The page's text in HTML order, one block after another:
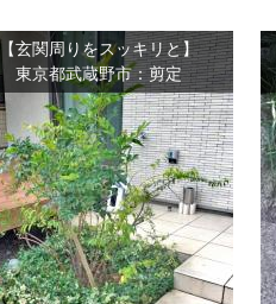
【玄関周りをスッキリと】
東京都武蔵野市：剪定